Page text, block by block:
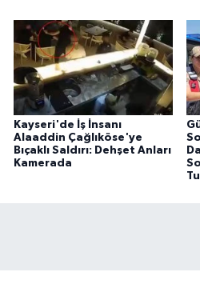
Kayseri'de İş İnsanı
Alaaddin Çağlıköse'ye
Bıçaklı Saldırı: Dehşet Anları
Kamerada